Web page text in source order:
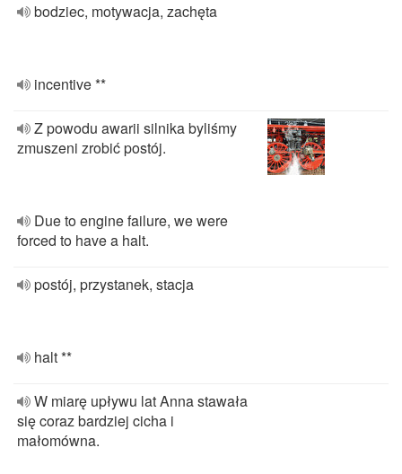
bodziec, motywacja, zachęta
incentive **
Z powodu awarii silnika byliśmy
zmuszeni zrobić postój.
Due to engine failure, we were
forced to have a halt.
postój, przystanek, stacja
halt **
W miarę upływu lat Anna stawała
się coraz bardziej cicha i
małomówna.